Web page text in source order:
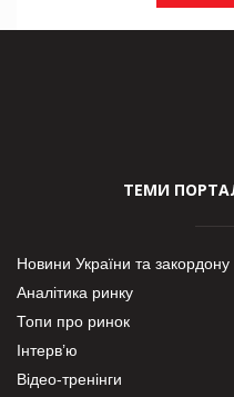
ТЕМИ
Новини України та закордону
Аналітика ринку
Топи про ринок
Інтерв’ю
Відео-тренінги